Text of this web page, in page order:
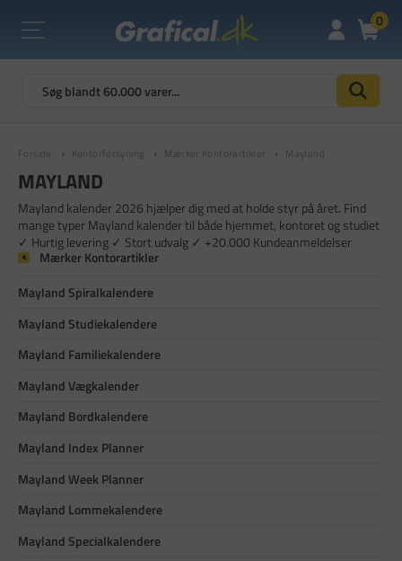
0
Forside Kontorforsyning Mærker Kontorartikler Mayland
MAYLAND
Mayland kalender 2026 hjælper dig med at holde styr på året. Find
mange typer Mayland kalender til både hjemmet, kontoret og studiet
✓ Hurtig levering ✓ Stort udvalg ✓ +20.000 Kundeanmeldelser
Mærker Kontorartikler
Mayland Spiralkalendere
Mayland Studiekalendere
Mayland Familiekalendere
Mayland Vægkalender
Mayland Bordkalendere
Mayland Index Planner
Mayland Week Planner
Mayland Lommekalendere
Mayland Specialkalendere